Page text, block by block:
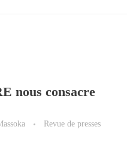
nous consacre
Revue de presses